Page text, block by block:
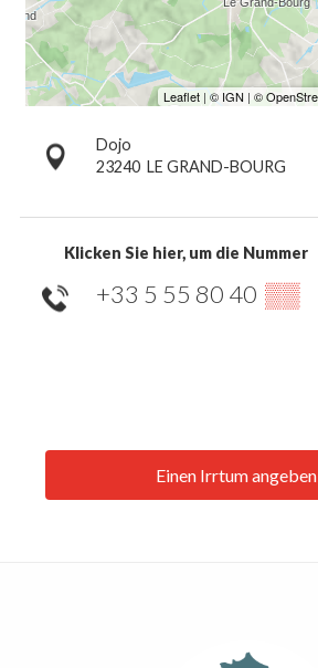
Dojo
23240 LE GRAND-BOURG
Klicken Sie hier, um die Nummer
+33 5 55 80 40 ▒▒
Einen Irrtum angeben